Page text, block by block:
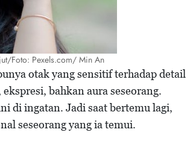
Foto: Pexels.com/ Min An
otak yang sensitif terhadap detail
bahkan aura seseorang.
di ingatan. Jadi saat bertemu lagi,
seseorang yang ia temui.